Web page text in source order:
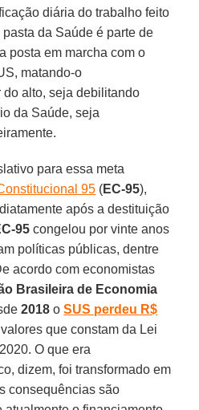
diária do trabalho feito
da Saúde é parte de
posta em marcha com o
matando-o
alto, seja debilitando
da Saúde, seja
para essa meta
95 (EC-95),
após a destituição
95 congelou por vinte anos
políticas públicas, dentre
acordo com economistas
Brasileira de Economia
2018 oSUS perdeu R$
que constam da Lei
O que era
dizem, foi transformado em
consequências são